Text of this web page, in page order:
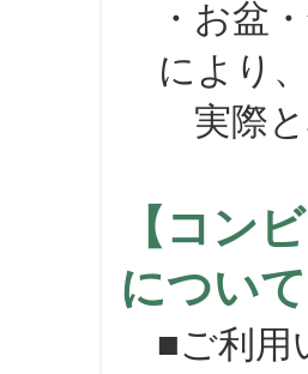
・お盆・
により
実際と
【コン
につい
■ご利用